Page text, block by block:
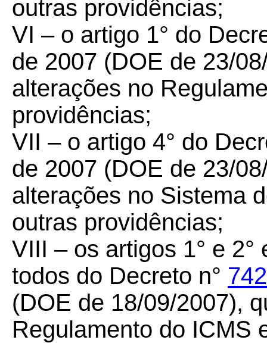
outras providências;
VI – o artigo 1° do
de 2007 (DOE de 23/
alterações no
providências;
VII – o artigo 4° do
de 2007 (DOE de 23/
alterações no Sistema
outras providências;
VIII – os artigos 1° e
todos do Decreto n° 742
(DOE de 18/09/2007),
Regulamento do ICMS